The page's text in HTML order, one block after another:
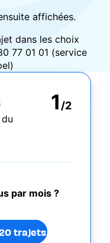
affichées.
dans les choix
77 01 01 (service
1 /2
par mois ?
trajets